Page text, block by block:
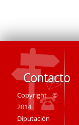
Contacto
Copyright ©
2014
Diputación